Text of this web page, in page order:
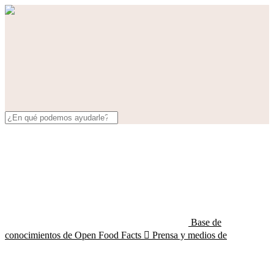
Base de
conocimientos de Open Food Facts  Prensa y medios de